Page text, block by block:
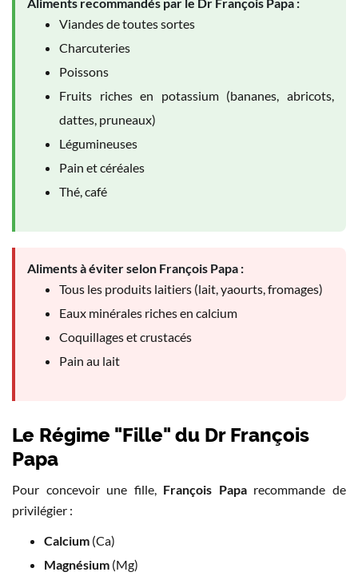
Viandes de toutes sortes
Charcuteries
Poissons
Fruits riches en potassium (bananes, abricots,
dattes, pruneaux)
Légumineuses
Pain et céréales
Thé, café
Aliments à éviter selon François Papa :
Tous les produits laitiers (lait, yaourts, fromages)
Eaux minérales riches en calcium
Coquillages et crustacés
Pain au lait
Le Régime "Fille" du Dr François
Papa
Pour concevoir une fille, François Paparecommande de
privilégier :
Calcium (Ca)
Magnésium (Mg)